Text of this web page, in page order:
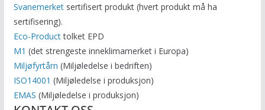
Svanemerketsertifisert produkt (hvert produkt må ha
sertifisering).
Eco-Producttolket EPD
M1 (det strengeste inneklimamerket i Europa)
Miljøfyrtårn (Miljøledelse i bedriften)
ISO14001 (Miljøledelse i produksjon)
EMAS (Miljøledelse i produksjon)